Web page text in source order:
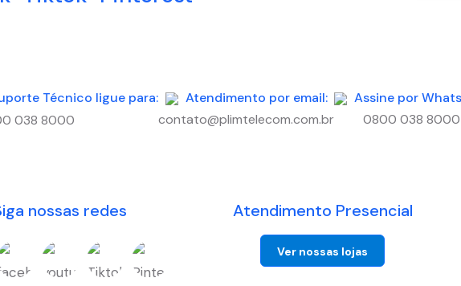
Técnico ligue para:
038 8000
Atendimento por email:
contato@plimtelecom.com.br
Assine por
0800 038 8000
nossas redes Atendimento Presencial
Ver nossas lojas